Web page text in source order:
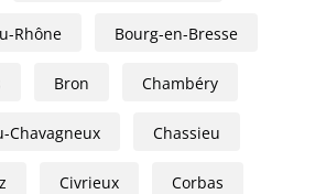
Rhône Bourg-en-Bresse
Bron Chambéry
Chavagneux Chassieu
Civrieux Corbas